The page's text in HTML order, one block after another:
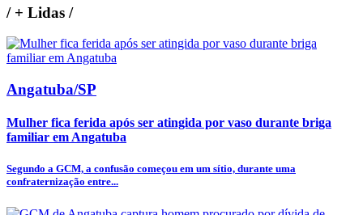
/+ Lidas /
Angatuba/SP
Mulher fica ferida após ser atingida por vaso durante briga
familiar em Angatuba
Segundo a GCM, a confusão começou em um sítio, durante uma
confraternização entre...